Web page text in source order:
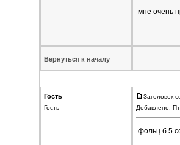
мне очень
Вернуться к началу
Гость
Гость
Заголовок
Добавлено:
фольц б 5